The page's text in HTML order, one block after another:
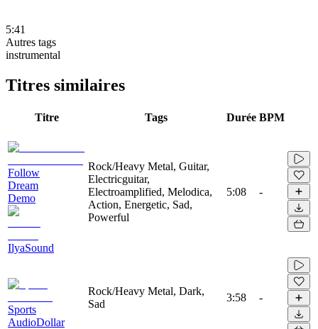
5:41
Autres tags
instrumental
Titres similaires
Titre Tags Durée BPM
Follow
Dream
Demo
IlyaSound
Rock/Heavy Metal, Guitar,
Electricguitar,
Electroamplified, Melodica,
Action, Energetic, Sad,
Powerful
5:08 -
Sports
AudioDollar
Rock/Heavy Metal, Dark,
Sad
3:58 -